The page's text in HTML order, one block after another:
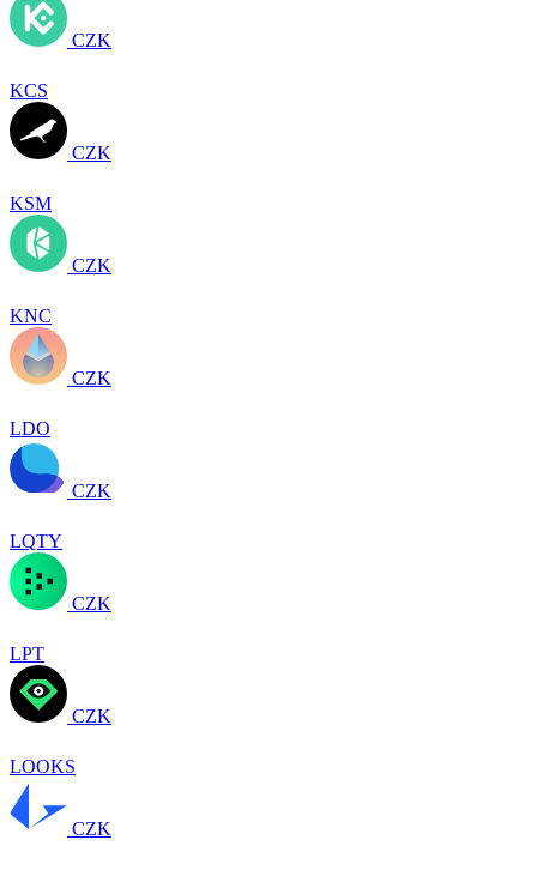
CZK
KCS
CZK
KSM
CZK
KNC
CZK
LDO
CZK
LQTY
CZK
LPT
CZK
LOOKS
CZK